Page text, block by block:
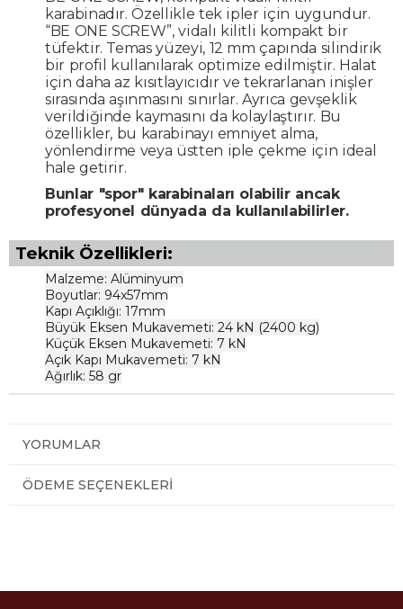
karabinadır. Özellikle tek ipler için uygundur.
“BE ONE SCREW”, vidalı kilitli kompakt bir
tüfektir. Temas yüzeyi, 12 mm çapında silindirik
bir profil kullanılarak optimize edilmiştir. Halat
için daha az kısıtlayıcıdır ve tekrarlanan inişler
sırasında aşınmasını sınırlar. Ayrıca gevşeklik
verildiğinde kaymasını da kolaylaştırır. Bu
özellikler, bu karabinayı emniyet alma,
yönlendirme veya üstten iple çekme için ideal
hale getirir.
Bunlar "spor" karabinaları olabilir ancak
profesyonel dünyada da kullanılabilirler.
Teknik Özellikleri:
Malzeme: Alüminyum
Boyutlar: 94x57mm
Kapı Açıklığı: 17mm
Büyük Eksen Mukavemeti: 24 kN (2400 kg)
Küçük Eksen Mukavemeti: 7 kN
Açık Kapı Mukavemeti: 7 kN
Ağırlık: 58 gr
YORUMLAR
ÖDEME SEÇENEKLERI